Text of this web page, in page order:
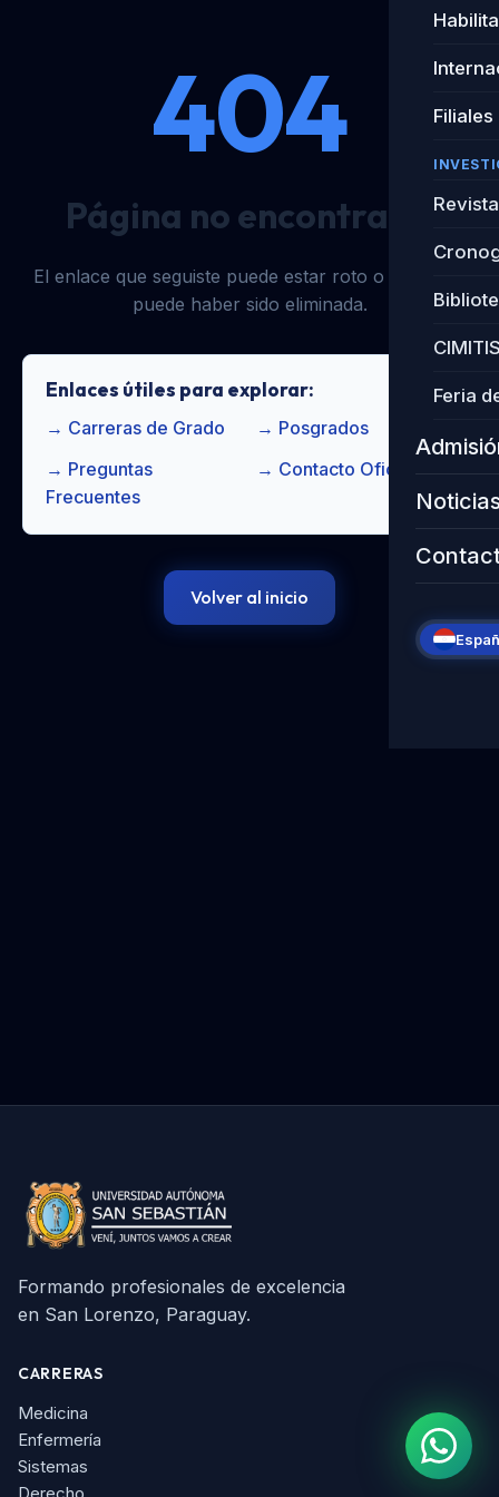
Filiales
Feria
404
Página no encontrada
El enlace que seguiste puede estar roto o la página
puede haber sido eliminada.
Enlaces útiles para explorar:
→ Carreras de Grado → Posgrados
→ Preguntas
Frecuentes
→ Contacto Oficial
Volver al inicio
Formando profesionales de excelencia
en San Lorenzo, Paraguay.
CARRERAS
Medicina
Enfermería
Sistemas